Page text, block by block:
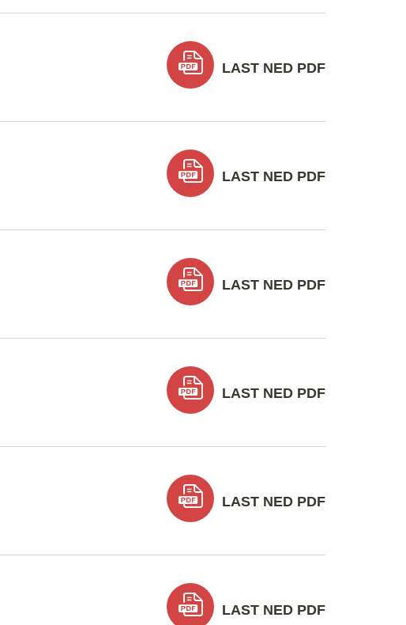
LAST NED PDF
LAST NED PDF
LAST NED PDF
LAST NED PDF
LAST NED PDF
LAST NED PDF